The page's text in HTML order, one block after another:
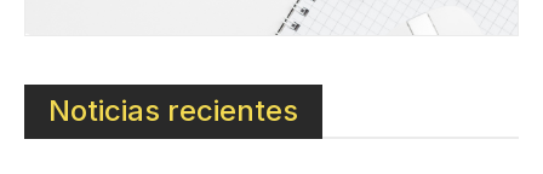
Noticias recientes